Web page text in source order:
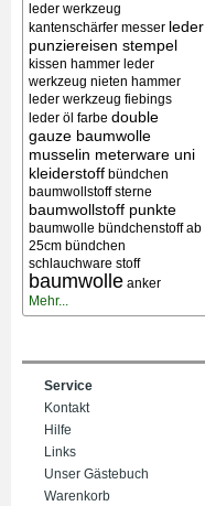
leder werkzeug
kantenschärfer messer leder
punziereisen stempel
kissen hammer leder
werkzeug nieten hammer
leder werkzeug fiebings
leder öl farbe double
gauze baumwolle
musselin meterware uni
kleiderstoff bündchen
baumwollstoff sterne
baumwollstoff punkte
baumwolle bündchenstoff ab
25cm bündchen
schlauchware stoff
baumwolle anker
Mehr...
Service
Kontakt
Hilfe
Links
Unser Gästebuch
Warenkorb